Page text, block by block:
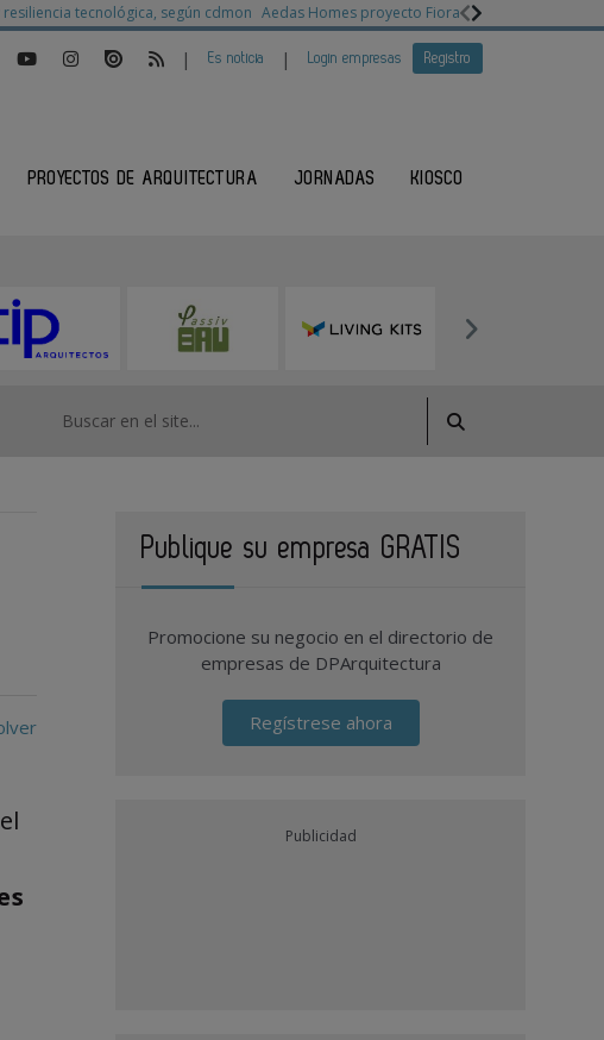
tecnológica, según cdmon Aedas Homes proyecto Fiora Ganadores
| Es noticia | Login empresas Registro
PROYECTOS DE ARQUITECTURA JORNADAS KIOSCO
Publique su empresa GRATIS
Promocione su negocio en el directorio de
empresas de DPArquitectura
Regístrese ahora
Publicidad